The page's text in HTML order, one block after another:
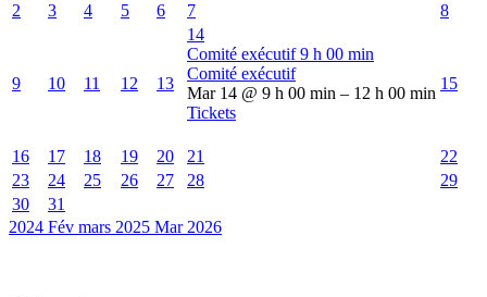
2
3 4 5 6 7 8
9 10 11 12 13
14
Comité exécutif9 h 00 min
Comité exécutif
Mar 14 @ 9 h 00 min – 12 h 00 min
Tickets
15
16 17 18 19 20 21
22
23
24 25 26 27 28
29
30
31
2024 Fév mars 2025 Mar2026